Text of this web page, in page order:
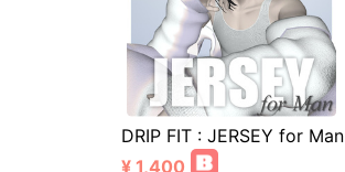
DRIP FIT : JERSEY for Man
¥ 1,400